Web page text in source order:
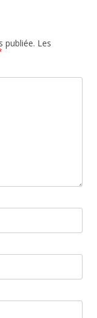
publiée. Les